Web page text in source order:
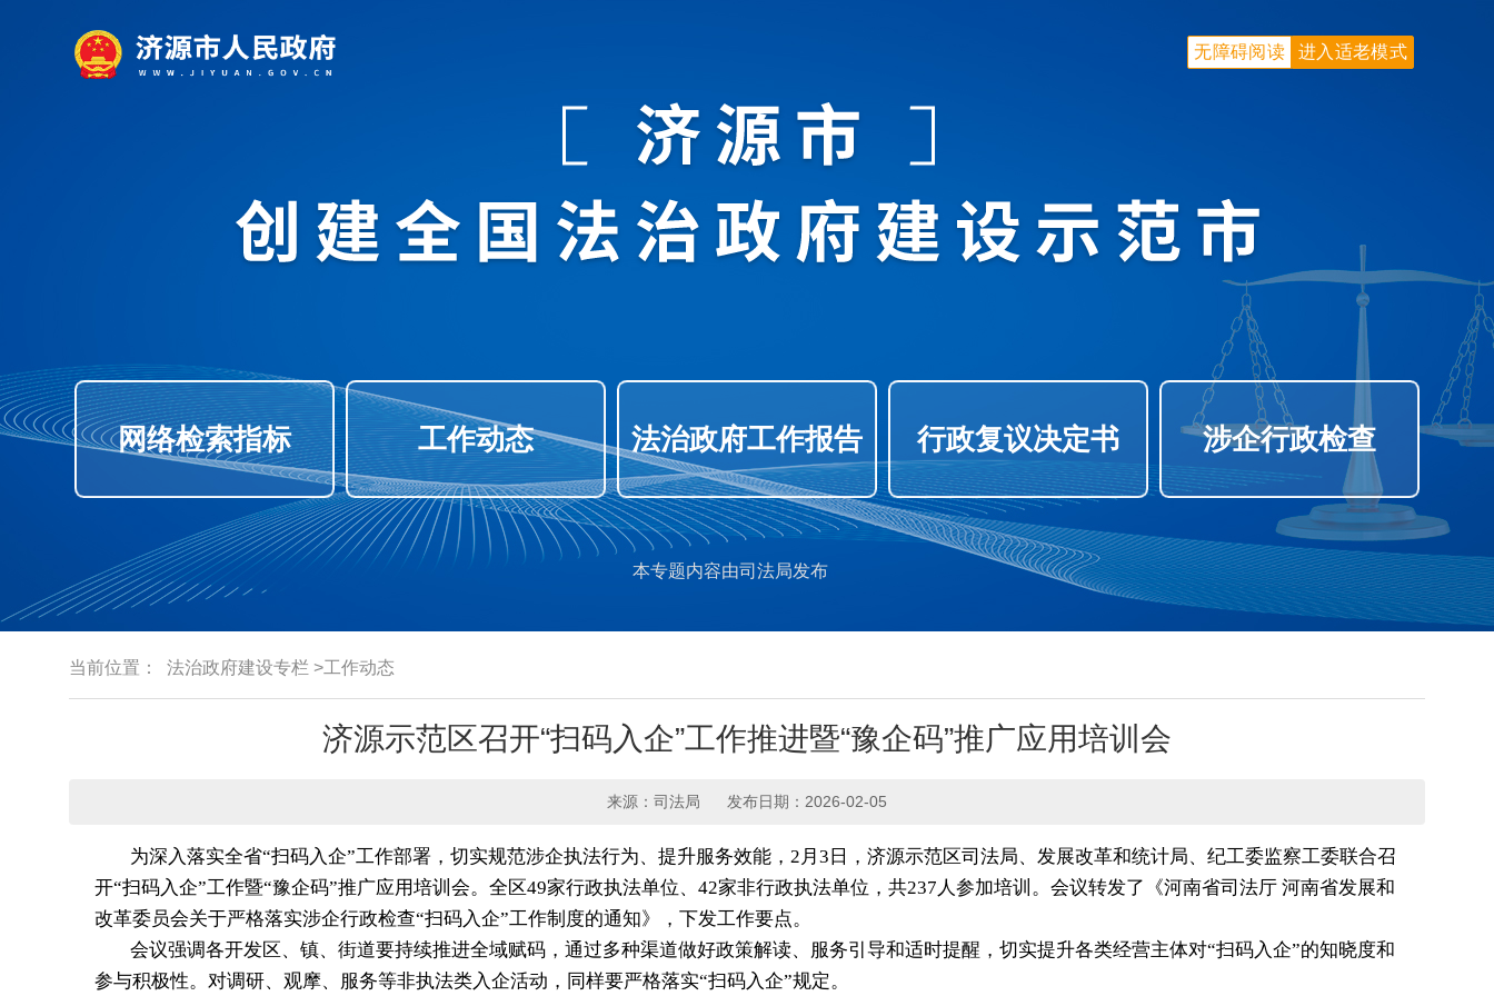
进入适老模式
无障碍阅读
网络检索指标 工作动态 法治政府工作报告 行政复议决定书 涉企行政检查
本专题内容由司法局发布
当前位置： 法治政府建设专栏 >工作动态
济源示范区召开“扫码入企”工作推进暨“豫企码”推广应用培训会
来源：司法局 发布日期：2026-02-05
为深入落实全省“扫码入企”工作部署，切实规范涉企执法行为、提升服务效能，2月3日，济源示范区司法局、发展改革和统计局、纪工委监察工委联合召
开“扫码入企”工作暨“豫企码”推广应用培训会。全区49家行政执法单位、42家非行政执法单位，共237人参加培训。会议转发了 《河南省司法厅 河南省发展和
改革委员会关于严格落实涉企行政检查“扫码入企”工作制度的通知》
， 下发工作要点。
会议强调各开发区、镇、街道要持续推进全域赋码，通过多种渠道做好政策解读、服务引导和适时提醒，切实提升各类经营主体对“扫码入企”的知晓度和
参与积极性。对调研、观摩、服务等非执法类入企活动，同样要严格落实“扫码入企”规定。